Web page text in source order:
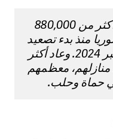
وفقًا للأمم المتحدة، أصبح أكثر من 880,000
منذ بدء تصعيد
الأعمال العدائية في 27 نوفمبر 2024. وعاد أكثر
إلى منازلهم، معظمهم
حماة وحلب.